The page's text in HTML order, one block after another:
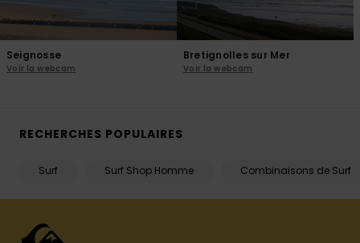
Seignosse
Voir la webcam
Bretignolles sur Mer
Voir la webcam
RECHERCHES POPULAIRES
Surf Surf Shop Homme Combinaisons de Surf